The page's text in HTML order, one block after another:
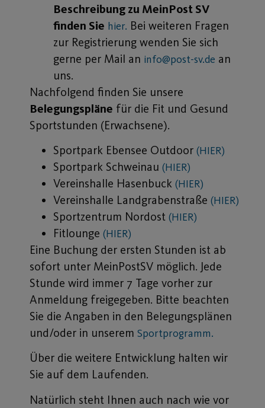
Beschreibung zu MeinPost SV
finden Sie hier. Bei weiteren Fragen
zur Registrierung wenden Sie sich
gerne per Mail an info@post-sv.de an
uns.
Nachfolgend finden Sie unsere
Belegungspläne für die Fit und Gesund
Sportstunden (Erwachsene).
Sportpark Ebensee Outdoor (HIER)
Sportpark Schweinau (HIER)
Vereinshalle Hasenbuck (HIER)
Vereinshalle Landgrabenstraße (HIER)
Sportzentrum Nordost (HIER)
Fitlounge (HIER)
Eine Buchung der ersten Stunden ist ab
sofort unter MeinPostSV möglich. Jede
Stunde wird immer 7 Tage vorher zur
Anmeldung freigegeben. Bitte beachten
Sie die Angaben in den Belegungsplänen
und/oder in unserem Sportprogramm.
Über die weitere Entwicklung halten wir
Sie auf dem Laufenden.
Natürlich steht Ihnen auch nach wie vor